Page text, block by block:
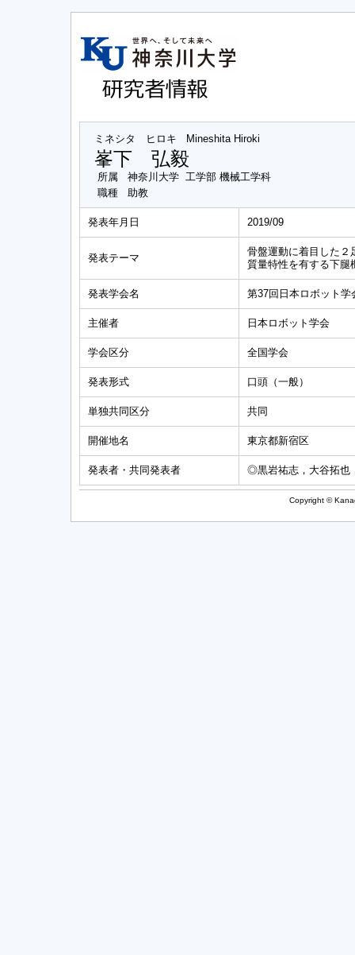
ミネシタ ヒロキ Mineshita Hiroki
峯下 弘毅
所属
神奈川大学 工学部 機械工学科
職種
助教
発表年月日 2019/09
発表テーマ
骨盤運動に着目した２
質量特性を有する下腿
発表学会名 第37回日本ロボット学
主催者 日本ロボット学会
学会区分 全国学会
発表形式 口頭（一般）
単独共同区分 共同
開催地名 東京都新宿区
発表者・共同発表者 ◎黒岩祐志，大谷拓也
Copyright ©